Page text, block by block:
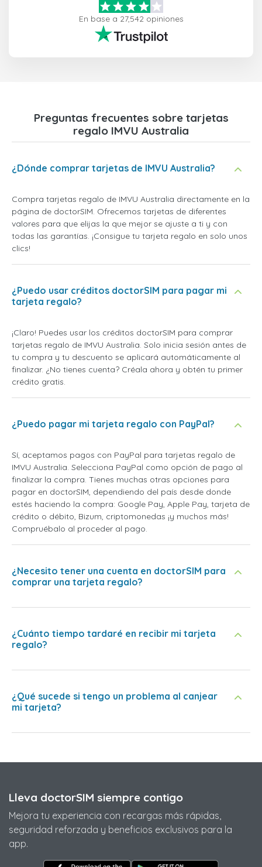
En base a 27,542 opiniones
Preguntas frecuentes sobre tarjetas
regalo IMVU Australia
¿Dónde comprar tarjetas de IMVU Australia?
Compra tarjetas regalo de IMVU Australia directamente en la
página de doctorSIM. Ofrecemos tarjetas de diferentes
valores para que elijas la que mejor se ajuste a ti y con
todas las garantías. ¡Consigue tu tarjeta regalo en solo unos
clics!
¿Puedo usar créditos doctorSIM para pagar mi
tarjeta regalo?
¡Claro! Puedes usar los créditos doctorSIM para comprar
tarjetas regalo de IMVU Australia. Solo inicia sesión antes de
tu compra y tu descuento se aplicará automáticamente al
finalizar. ¿No tienes cuenta? Créala ahora y obtén tu primer
crédito gratis.
¿Puedo pagar mi tarjeta regalo con PayPal?
Sí, aceptamos pagos con PayPal para tarjetas regalo de
IMVU Australia. Selecciona PayPal como opción de pago al
finalizar la compra. Tienes muchas otras opciones para
pagar en doctorSIM, dependiendo del país desde donde
estés haciendo la compra: Google Pay, Apple Pay, tarjeta de
crédito o débito, Bizum, criptomonedas ¡y muchos más!
Compruébalo al proceder al pago.
¿Necesito tener una cuenta en doctorSIM para
comprar una tarjeta regalo?
¿Cuánto tiempo tardaré en recibir mi tarjeta
regalo?
¿Qué sucede si tengo un problema al canjear
mi tarjeta?
Lleva doctorSIM siempre contigo
Mejora tu experiencia con recargas más rápidas,
seguridad reforzada y beneficios exclusivos para la
app.